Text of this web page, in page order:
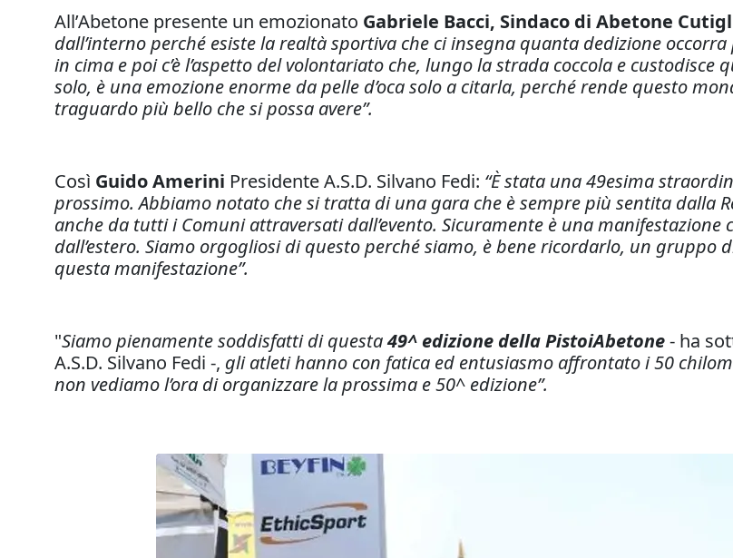
All’Abetone presente un emozionato Gabriele Bacci, Sindaco di Abetone
dall’interno perché esiste la realtà sportiva che ci insegna quanta dedizione
in cima e poi c’è l’aspetto del volontariato che, lungo la strada coccola e
solo, è una emozione enorme da pelle d’oca solo a citarla, perché rende questo
traguardo più bello che si possa avere”.
Così Guido Amerini Presidente A.S.D. Silvano Fedi: “È stata una 49esima
prossimo. Abbiamo notato che si tratta di una gara che è sempre più sentita dalla
anche da tutti i Comuni attraversati dall’evento. Sicuramente è una
dall’estero. Siamo orgogliosi di questo perché siamo, è bene ricordarlo, un gruppo
questa manifestazione”.
"Siamo pienamente soddisfatti di questa49^ edizione della PistoiAbetone- ha
A.S.D. Silvano Fedi -, gli atleti hanno con fatica ed entusiasmo affrontato i 50
non vediamo l’ora di organizzare la prossima e 50^ edizione”.